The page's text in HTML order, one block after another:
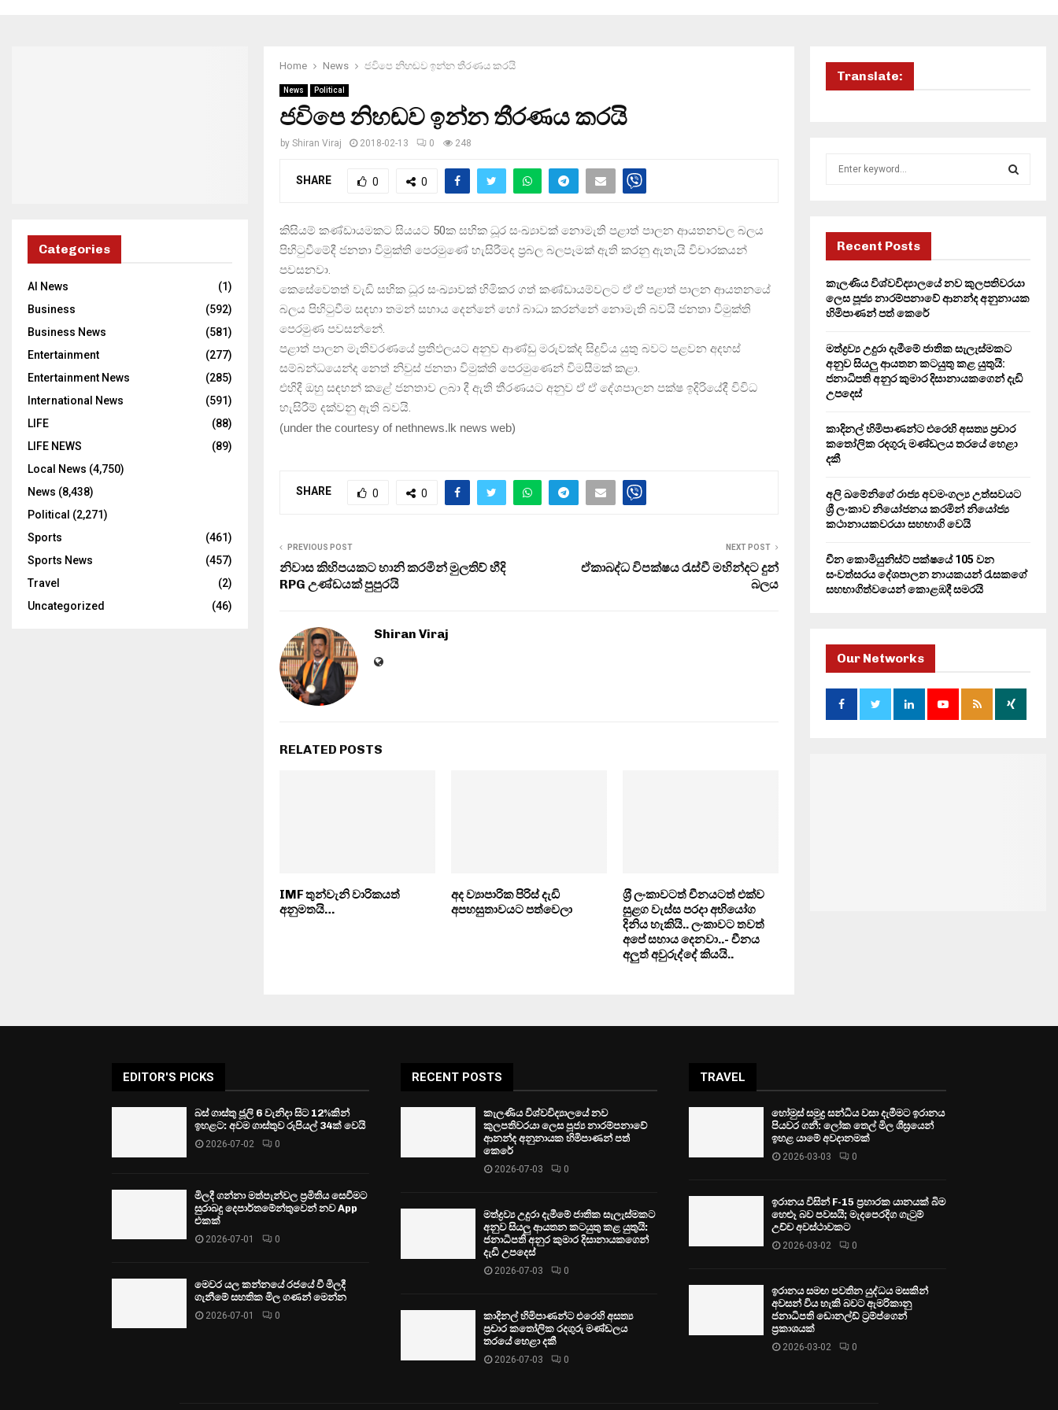
Home News ජවිපෙ නිහඬව ඉන්න තීරණය කරයි
News Political
ජවිපෙ නිහඬව ඉන්න තීරණය කරයි
by Shiran Viraj 2018-02-13 0 248
SHARE 0 0
කිසියම් කණ්ඩායමකට සියයට 50ක සභික ධූර සංඛ්‍යාවක් නොමැති පළාත් පාලන ආයතනවල බලය
පිහිටුවීමේදී ජනතා විමුක්ති පෙරමුණේ හැසිරීමද ප‍්‍රබල බලපෑමක් ඇති කරනු ඇතැයි විචාරකයන්
පවසනවා.
කෙසේවෙතත් වැඩි සභික ධූර සංඛ්‍යාවක් හිමිකර ගත් කණ්ඩායම්වලට ඒ ඒ පළාත් පාලන ආයතනයේ
බලය පිහිටුවීම සඳහා තමන් සහාය දෙන්නේ හෝ බාධා කරන්නේ නොමැති බවයි ජනතා විමුක්ති
පෙරමුණ පවසන්නේ.
පළාත් පාලන මැතිවරණයේ ප‍්‍රතිඵලයට අනුව ආණ්ඩු මරුවක්ද සිදුවිය යුතු බවට පළවන අදහස්
සම්බන්ධයෙන්ද නෙත් නිවුස් ජනතා විමුක්ති පෙරමුණෙන් විමසීමක් කළා.
එහිදී ඔහු සඳහන් කළේ ජනතාව ලබා දී ඇති තීරණයට අනුව ඒ ඒ දේශපාලන පක්ෂ ඉදිරියේදී විවිධ
හැසිරීම් දක්වනු ඇති බවයි.
(under the courtesy of nethnews.lk news web)
SHARE 0 0
PREVIOUS POST
නිවාස කිහිපයකට හානි කරමින් මුලතිව් හීදි
RPG උණ්ඩයක් පුපුරයි
NEXT POST
ඒකාබද්ධ විපක්ෂය රැස්වී මහින්දට දුන්
බලය
Shiran Viraj
RELATED POSTS
IMF තුන්වැනි වාරිකයත්
අනුමතයි…
අද ව්‍යාපාරික පිරිස් දැඩි
අපහසුතාවයට පත්වෙලා
ශ‍්‍රී ලංකාවටත් චීනයටත් එක්ව
සුළග වැස්ස පරදා අභියෝග
දිනිය හැකියි.. ලංකාවට තවත්
අපේ සහාය දෙනවා..- චීනය
අලුත් අවුරුද්දේ කියයි..
Categories
AI News
(1)
Business
(592)
Business News
(581)
Entertainment
(277)
Entertainment News
(285)
International News
(591)
LIFE
(88)
LIFE NEWS
(89)
Local News (4,750)
News (8,438)
Political (2,271)
Sports
(461)
Sports News
(457)
Travel
(2)
Uncategorized
(46)
Translate:
f
r
:
R
Recent Posts
කැලණිය විශ්වවිද්‍යාලයේ නව කුලපතිවරයා
ලෙස පූජ්‍ය නාරම්පනාවේ ආනන්ද අනුනායක
හිමිපාණන් පත් කෙරේ
මත්ද්‍රව්‍ය උදුරා දැමීමේ ජාතික සැලැස්මකට
අනුව සියලු ආයතන කටයුතු කළ යුතුයි:
ජනාධිපති අනුර කුමාර දිසානායකගෙන් දැඩි
උපදෙස්
කාදිනල් හිමිපාණන්ට එරෙහි අසත්‍ය ප්‍රචාර
කතෝලික රදගුරු මණ්ඩලය තරයේ හෙළා
දකී
අලි ඛමේනිගේ රාජ්‍ය අවමංගල්‍ය උත්සවයට
ශ්‍රී ලංකාව නියෝජනය කරමින් නියෝජ්‍ය
කථානායකවරයා සහභාගි වෙයි
චීන කොමියුනිස්ට් පක්ෂයේ 105 වන
සංවත්සරය දේශපාලන නායකයන් රැසකගේ
සහභාගිත්වයෙන් කොළඹදී සමරයි
Our Networks
EDITOR'S PICKS
බස් ගාස්තු ජූලි 6 වැනිදා සිට 12%කින්
ඉහළට: අවම ගාස්තුව රුපියල් 34ක් වෙයි
2026-07-02 0
මිලදී ගන්නා මත්පැන්වල ප්‍රමිතිය සෙවීමට
සුරාබදු දෙපාර්තමේන්තුවෙන් නව App
එකක්
2026-07-01 0
මෙවර යල කන්නයේ රජයේ වී මිලදී
ගැනීමේ සහතික මිල ගණන් මෙන්න
2026-07-01 0
RECENT POSTS
කැලණිය විශ්වවිද්‍යාලයේ නව
කුලපතිවරයා ලෙස පූජ්‍ය නාරම්පනාවේ
ආනන්ද අනුනායක හිමිපාණන් පත්
කෙරේ
2026-07-03 0
මත්ද්‍රව්‍ය උදුරා දැමීමේ ජාතික සැලැස්මකට
අනුව සියලු ආයතන කටයුතු කළ යුතුයි:
ජනාධිපති අනුර කුමාර දිසානායකගෙන්
දැඩි උපදෙස්
2026-07-03 0
කාදිනල් හිමිපාණන්ට එරෙහි අසත්‍ය
ප්‍රචාර කතෝලික රදගුරු මණ්ඩලය
තරයේ හෙළා දකී
2026-07-03 0
TRAVEL
හෝමුස් සමුද්‍ර සන්ධිය වසා දැමීමට ඉරානය
පියවර ගනී: ලෝක තෙල් මිල ශීඝ්‍රයෙන්
ඉහළ යාමේ අවදානමක්
2026-03-03 0
ඉරානය විසින් F-15 ප්‍රහාරක යානයක් බිම
හෙළූ බව පවසයි; මැදපෙරදිග ගැටුම්
උච්ච අවස්ථාවකට
2026-03-02 0
ඉරානය සමඟ පවතින යුද්ධය මසකින්
අවසන් විය හැකි බවට ඇමරිකානු
ජනාධිපති ඩොනල්ඩ් ට්‍රම්ප්ගෙන්
ප්‍රකාශයක්
2026-03-02 0